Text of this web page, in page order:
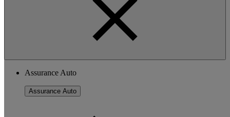
Assurance Auto
Assurance Auto